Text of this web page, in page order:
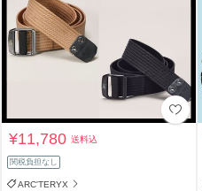
¥11,780送料込
関税負担なし
ARC'TERYX